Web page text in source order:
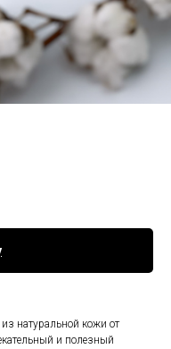
натуральной кожи от
и полезный